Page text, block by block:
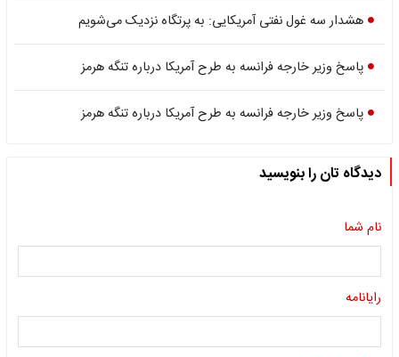
هشدار سه غول نفتی آمریکایی: به پرتگاه نزدیک می‌شویم
پاسخ وزیر خارجه فرانسه به طرح آمریکا درباره تنگه هرمز
پاسخ وزیر خارجه فرانسه به طرح آمریکا درباره تنگه هرمز
دیدگاه تان را بنویسید
نام شما
رایانامه